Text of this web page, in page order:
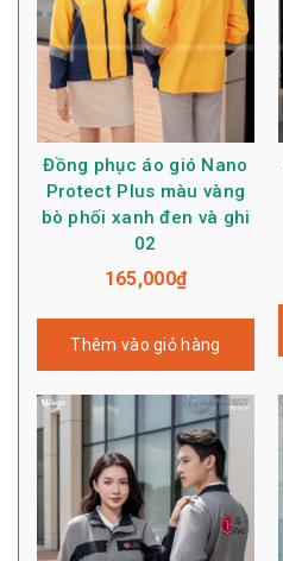
Đồng phục áo gió Nano
Protect Plus màu vàng
bò phối xanh đen và ghi
02
165,000₫
Thêm vào giỏ hàng